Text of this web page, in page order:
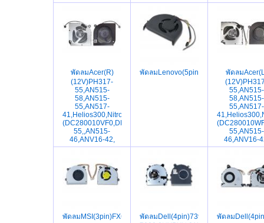
พัดลมAcer(R)
(12V)PH317-
55,AN515-
58,AN515-
55,AN517-
41,Helios300,Nitro5,
(DC280010VF0,DFSCL12E16486M),PH315-
55,,AN515-
46,ANV16-42,
พัดลม
พัดลม
55,AN515-
58,AN515-
55,AN517-
55,AN515-
46,ANV16-
พัดลม
พัดลมDell(4pin)7390,7391,,13-
พัดลม